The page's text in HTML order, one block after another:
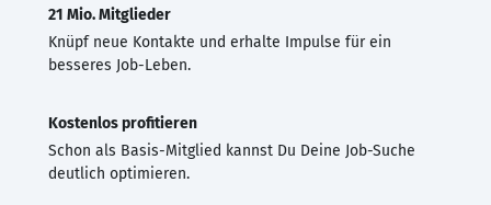
21 Mio. Mitglieder
Knüpf neue Kontakte und erhalte Impulse für ein
besseres Job-Leben.
Kostenlos profitieren
Schon als Basis-Mitglied kannst Du Deine Job-Suche
deutlich optimieren.